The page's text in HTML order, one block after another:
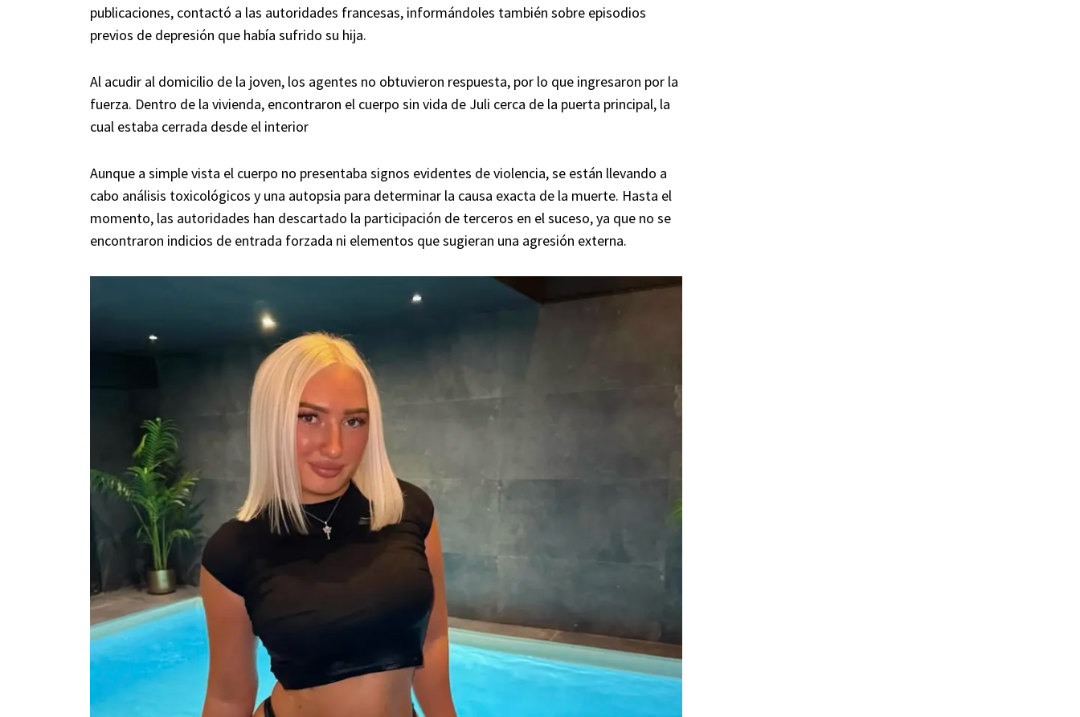
publicaciones, contactó a las autoridades francesas, informándoles también sobre episodios
previos de depresión que había sufrido su hija.
Al acudir al domicilio de la joven, los agentes no obtuvieron respuesta, por lo que ingresaron por la
fuerza. Dentro de la vivienda, encontraron el cuerpo sin vida de Juli cerca de la puerta principal, la
cual estaba cerrada desde el interior
Aunque a simple vista el cuerpo no presentaba signos evidentes de violencia, se están llevando a
cabo análisis toxicológicos y una autopsia para determinar la causa exacta de la muerte. Hasta el
momento, las autoridades han descartado la participación de terceros en el suceso, ya que no se
encontraron indicios de entrada forzada ni elementos que sugieran una agresión externa.